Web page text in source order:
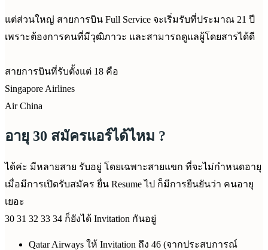
แต่ส่วนใหญ่ สายการบิน Full Service จะเริ่มรับที่ประมาณ 21 ปี
เพราะต้องการคนที่มีวุฒิภาวะ และสามารถดูแลผู้โดยสารได้ดี
สายการบินที่รับตั้งแต่ 18 คือ
Singapore Airlines
Air China
อายุ 30 สมัครแอร์ได้ไหม ?
ได้ค่ะ มีหลายสาย รับอยู่ โดยเฉพาะสายแขก ที่จะไม่กำหนดอายุ
เมื่อมีการเปิดรับสมัคร ยื่น Resume ไป ก็มีการยืนยันว่า คนอายุ
เยอะ
30 31 32 33 34 ก็ยังได้ Invitation กันอยู่
Qatar Airways ให้ Invitation ถึง 46 (จากประสบการณ์